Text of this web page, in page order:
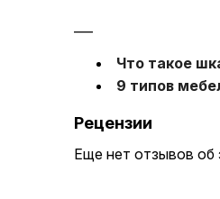
Что такое
9 типов
Рецензии
Еще нет отзывов об